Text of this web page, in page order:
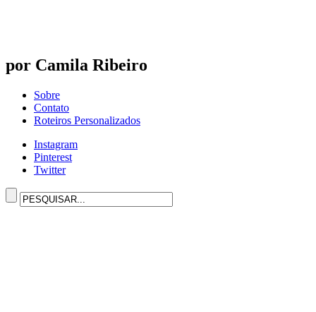
por Camila Ribeiro
Sobre
Contato
Roteiros Personalizados
Instagram
Pinterest
Twitter